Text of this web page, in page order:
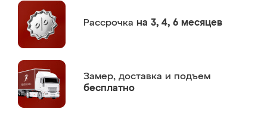
Рассрочка на 3, 4, 6 месяцев
Замер, доставка и подъем
бесплатно